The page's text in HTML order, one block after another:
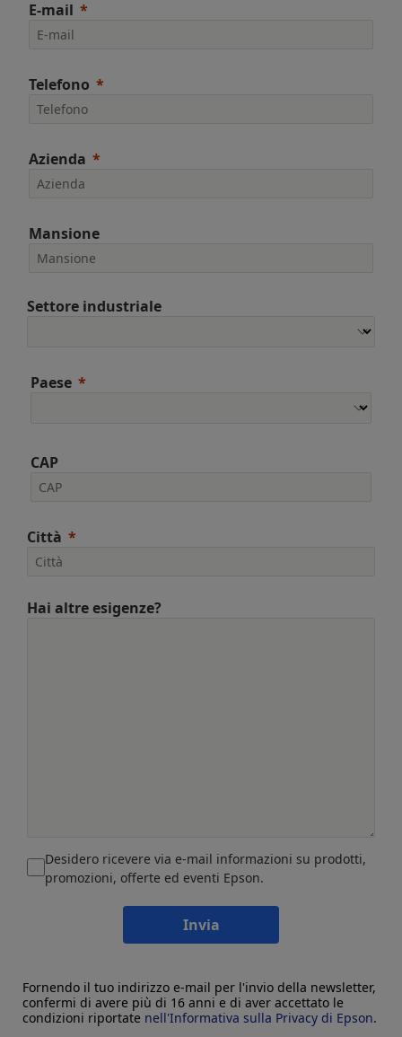
E-mail
Telefono
Azienda
Mansione
Settore industriale
Paese
CAP
Città
Hai altre esigenze?
Desidero ricevere via e-mail informazioni su prodotti,
promozioni, offerte ed eventi Epson.
Invia
Fornendo il tuo indirizzo e-mail per l'invio della newsletter,
confermi di avere più di 16 anni e di aver accettato le
condizioni riportate nell'Informativa sulla Privacy di Epson.